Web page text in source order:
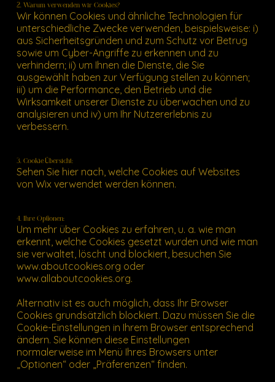
2. Warum verwenden wir Cookies?
Wir können Cookies und ähnliche Technologien für
unterschiedliche Zwecke verwenden, beispielsweise: i)
aus Sicherheitsgründen und zum Schutz vor Betrug
sowie um Cyber-Angriffe zu erkennen und zu
verhindern; ii) um Ihnen die Dienste, die Sie
ausgewählt haben zur Verfügung stellen zu können;
iii) um die Performance, den Betrieb und die
Wirksamkeit unserer Dienste zu überwachen und zu
analysieren und iv) um Ihr Nutzererlebnis zu
verbessern.
3. Cookie-Übersicht:
Sehen Sie hiernach, welche Cookies auf Websites
von Wix verwendet werden können.
4. Ihre Optionen:
Um mehr über Cookies zu erfahren, u. a. wie man
erkennt, welche Cookies gesetzt wurden und wie man
sie verwaltet, löscht und blockiert, besuchen Sie
www.aboutcookies.org oder
www.allaboutcookies.org.
Alternativ ist es auch möglich, dass Ihr Browser
Cookies grundsätzlich blockiert. Dazu müssen Sie die
Cookie-Einstellungen in Ihrem Browser entsprechend
ändern. Sie können diese Einstellungen
normalerweise im Menü Ihres Browsers unter
„Optionen“ oder „Präferenzen“ finden.